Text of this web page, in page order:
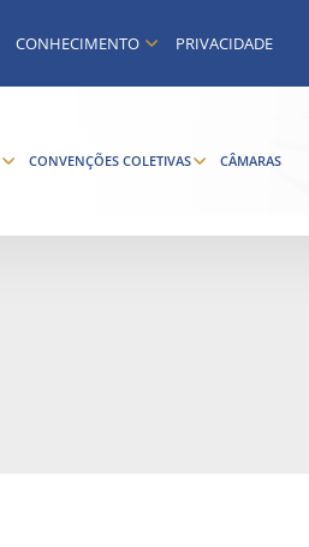
CONHECIMENTO PRIVACIDADE
CONVENÇÕES COLETIVAS CÂMARAS